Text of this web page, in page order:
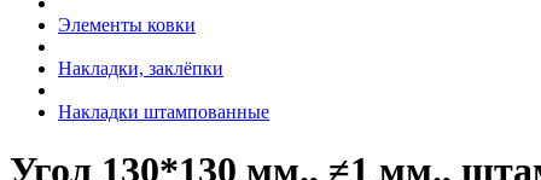
Элементы ковки
Накладки, заклёпки
Накладки штампованные
Угол 130*130 мм., ≠1 мм.,